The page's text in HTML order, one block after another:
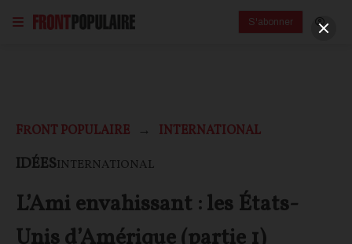
S'abonner
FRONT POPULAIRE INTERNATIONAL
IDÉESINTERNATIONAL
L’Ami envahissant : les États-